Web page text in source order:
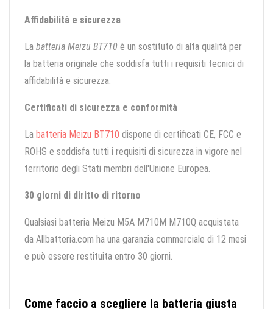
Affidabilità e sicurezza
La batteria Meizu BT710 è un sostituto di alta qualità per
la batteria originale che soddisfa tutti i requisiti tecnici di
affidabilità e sicurezza.
Certificati di sicurezza e conformità
La batteria Meizu BT710 dispone di certificati CE, FCC e
ROHS e soddisfa tutti i requisiti di sicurezza in vigore nel
territorio degli Stati membri dell'Unione Europea.
30 giorni di diritto di ritorno
Qualsiasi batteria Meizu M5A M710M M710Q acquistata
da Allbatteria.com ha una garanzia commerciale di 12 mesi
e può essere restituita entro 30 giorni.
Come faccio a scegliere la batteria giusta